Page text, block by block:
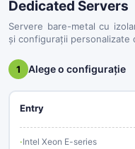
Dedicated Servers
Servere bare-metal cu
și configurații personalizate
1 Alege o configurație
Entry
Intel Xeon E-series